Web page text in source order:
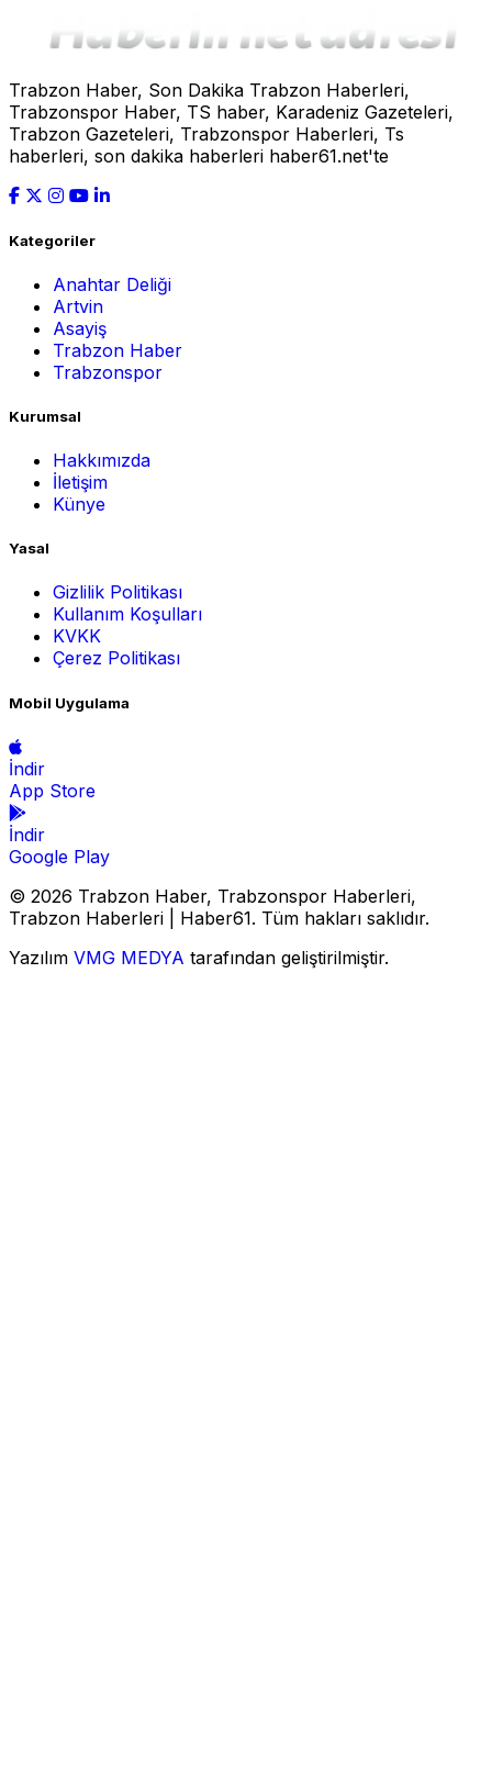
Trabzon Haber, Son Dakika Trabzon Haberleri,
Trabzonspor Haber, TS haber, Karadeniz Gazeteleri,
Trabzon Gazeteleri, Trabzonspor Haberleri, Ts
haberleri, son dakika haberleri haber61.net'te
Kategoriler
Anahtar Deliği
Artvin
Asayiş
Trabzon Haber
Trabzonspor
Kurumsal
Hakkımızda
İletişim
Künye
Yasal
Gizlilik Politikası
Kullanım Koşulları
KVKK
Çerez Politikası
Mobil Uygulama
İndir
App Store
İndir
Google Play
© 2026 Trabzon Haber, Trabzonspor Haberleri,
Trabzon Haberleri | Haber61. Tüm hakları saklıdır.
Yazılım VMG MEDYA tarafından geliştirilmiştir.